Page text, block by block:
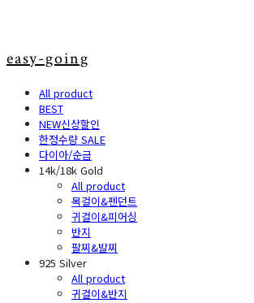
easy-going
All product
BEST
NEW신상할인
한정수량 SALE
다이아/순금
14k/18k Gold
All product
목걸이&펜던트
귀걸이&피어싱
반지
팔찌&발찌
925 Silver
All product
귀걸이&반지